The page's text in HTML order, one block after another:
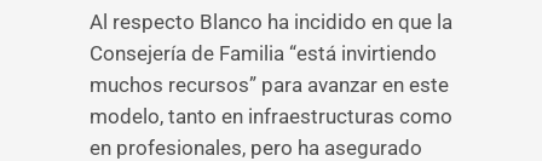
Al respecto Blanco ha incidido en que la
Consejería de Familia “está invirtiendo
muchos recursos” para avanzar en este
modelo, tanto en infraestructuras como
en profesionales, pero ha asegurado